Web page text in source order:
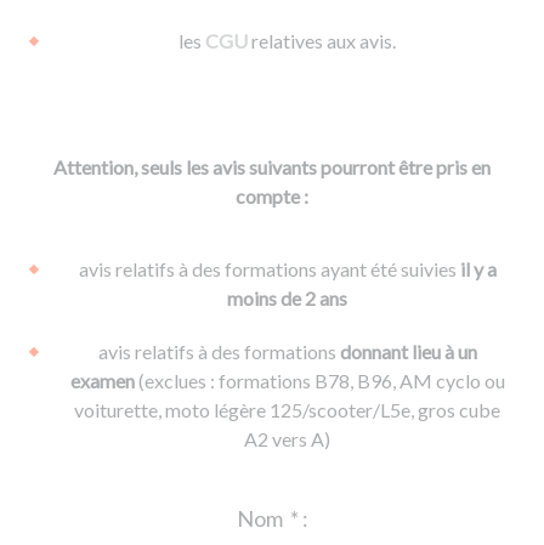
les CGUrelatives aux avis.
Attention, seuls les avis suivants pourront être pris en
compte :
avis relatifs à des formations ayant été suivies il y a
moins de 2 ans
avis relatifs à des formations donnant lieu à un
examen(exclues : formations B78, B96, AM cyclo ou
voiturette, moto légère 125/scooter/L5e, gros cube
A2 vers A)
* :